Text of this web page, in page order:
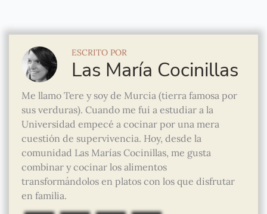
ESCRITO POR
Las María Cocinillas
Me llamo Tere y soy de Murcia (tierra famosa por
sus verduras). Cuando me fui a estudiar a la
Universidad empecé a cocinar por una mera
cuestión de supervivencia. Hoy, desde la
comunidad Las Marías Cocinillas, me gusta
combinar y cocinar los alimentos
transformándolos en platos con los que disfrutar
en familia.